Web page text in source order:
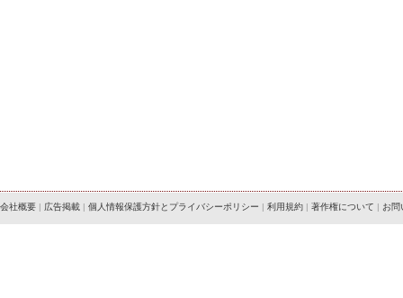
会社概要 | 広告掲載 | 個人情報保護方針とプライバシーポリシー | 利用規約 | 著作権について | お問